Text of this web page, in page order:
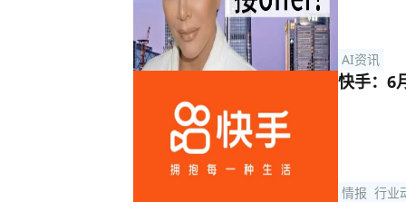
AI资讯
快手：6
情报 行业